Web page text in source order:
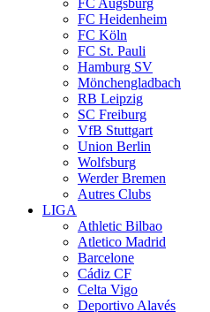
FC Augsburg
FC Heidenheim
FC Köln
FC St. Pauli
Hamburg SV
Mönchengladbach
RB Leipzig
SC Freiburg
VfB Stuttgart
Union Berlin
Wolfsburg
Werder Bremen
Autres Clubs
LIGA
Athletic Bilbao
Atletico Madrid
Barcelone
Cádiz CF
Celta Vigo
Deportivo Alavés